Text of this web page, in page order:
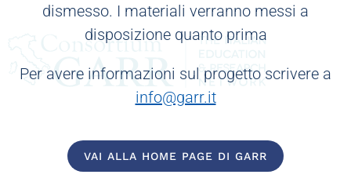
dismesso. I materiali verranno messi a
disposizione quanto prima
Per avere informazioni sul progetto scrivere a
info@garr.it
VAI ALLA HOME PAGE DI GARR